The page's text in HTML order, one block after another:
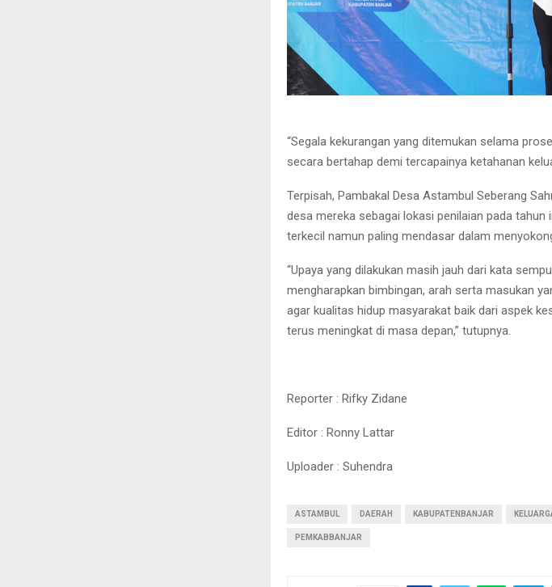
“Segala kekurangan yang ditemukan selama
secara bertahap demi tercapainya ketahanan
Terpisah, Pambakal Desa Astambul Seberang
desa mereka sebagai lokasi penilaian pada tahun
terkecil namun paling mendasar dalam
“Upaya yang dilakukan masih jauh dari kata
mengharapkan bimbingan, arah serta masukan
agar kualitas hidup masyarakat baik dari aspek
terus meningkat di masa depan,” tutupnya.
Reporter : Rifky Zidane
Editor : Ronny Lattar
Uploader : Suhendra
ASTAMBUL DAERAH KABUPATENBANJAR
PEMKABBANJAR